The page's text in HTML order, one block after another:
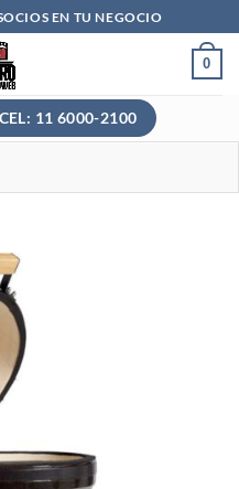
EN TU NEGOCIO
0
11 6000-2100